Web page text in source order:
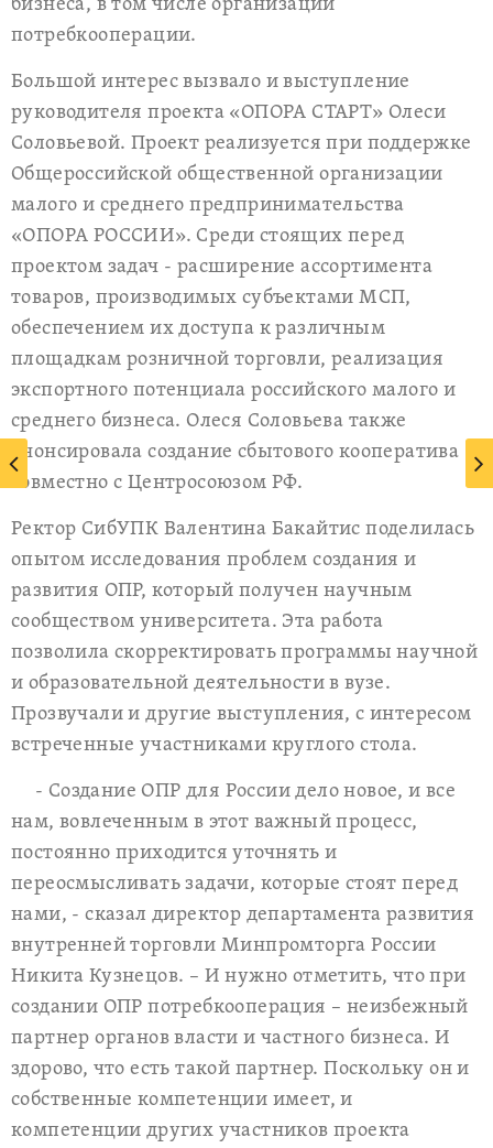
потребкооперации.
Большой интерес вызвало и выступление
руководителя проекта «ОПОРА СТАРТ» Олеси
Соловьевой. Проект реализуется при поддержке
Общероссийской общественной организации
малого и среднего предпринимательства
«ОПОРА РОССИИ». Среди стоящих перед
проектом задач - расширение ассортимента
товаров, производимых субъектами МСП,
обеспечением их доступа к различным
площадкам розничной торговли, реализация
экспортного потенциала российского малого и
среднего бизнеса. Олеся Соловьева также
анонсировала создание сбытового кооператива
совместно с Центросоюзом РФ.
Ректор СибУПК Валентина Бакайтис поделилась
опытом исследования проблем создания и
развития ОПР, который получен научным
сообществом университета. Эта работа
позволила скорректировать программы научной
и образовательной деятельности в вузе.
Прозвучали и другие выступления, с интересом
встреченные участниками круглого стола.
- Создание ОПР для России дело новое, и все
нам, вовлеченным в этот важный процесс,
постоянно приходится уточнять и
переосмысливать задачи, которые стоят перед
нами, - сказал директор департамента развития
внутренней торговли Минпромторга России
Никита Кузнецов. – И нужно отметить, что при
создании ОПР потребкооперация – неизбежный
партнер органов власти и частного бизнеса. И
здорово, что есть такой партнер. Поскольку он и
собственные компетенции имеет, и
компетенции других участников проекта